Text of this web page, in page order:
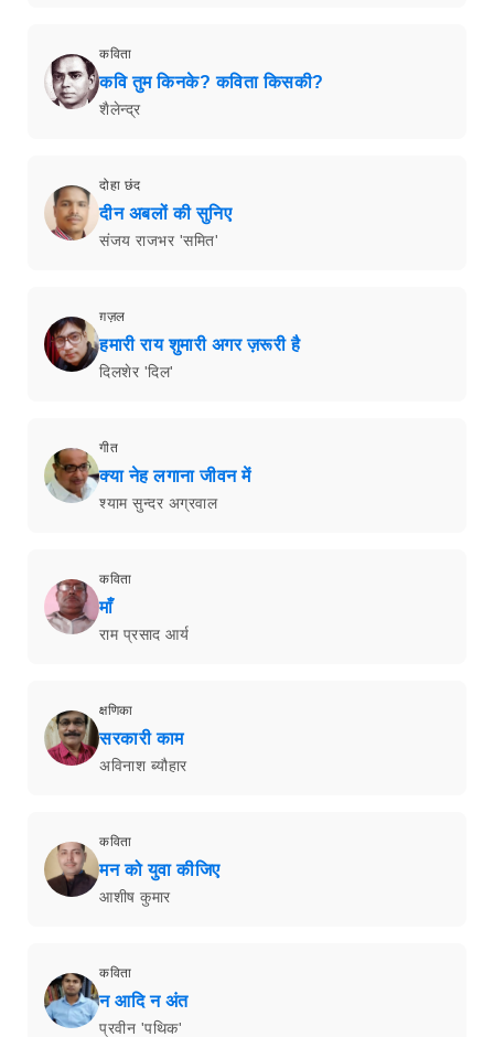
कविता
कवि तुम किनके? कविता किसकी?
शैलेन्द्र
दोहा छंद
दीन अबलों की सुनिए
संजय राजभर 'समित'
ग़ज़ल
हमारी राय शुमारी अगर ज़रूरी है
दिलशेर 'दिल'
गीत
क्या नेह लगाना जीवन में
श्याम सुन्दर अग्रवाल
कविता
माँ
राम प्रसाद आर्य
क्षणिका
सरकारी काम
अविनाश ब्यौहार
कविता
मन को युवा कीजिए
आशीष कुमार
कविता
न आदि न अंत
प्रवीन 'पथिक'